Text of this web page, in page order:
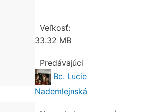
Veľkosť:
33.32 MB
Predávajúci
Bc. Lucie
Nademlejnská